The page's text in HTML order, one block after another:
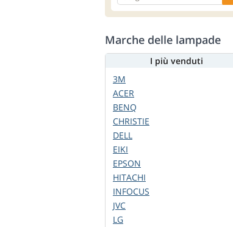
Marche delle lampade
I più venduti
3M
ACER
BENQ
CHRISTIE
DELL
EIKI
EPSON
HITACHI
INFOCUS
JVC
LG